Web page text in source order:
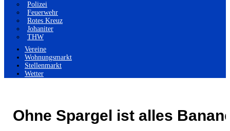
Polizei
Feuerwehr
Rotes Kreuz
Johaniter
THW
Vereine
Wohnungsmarkt
Stellenmarkt
Wetter
Ohne Spargel ist alles